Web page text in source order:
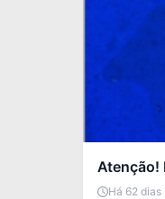
Atenção!
Há 62 dias